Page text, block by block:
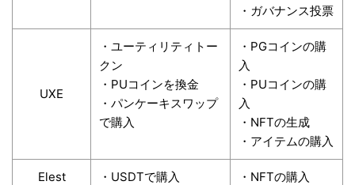
・ガバナンス投票
UXE
・ユーティリティトー
クン
・PUコインを換金
・パンケーキスワップ
で購入
・PGコインの購
入
・PUコインの購
入
・NFTの生成
・アイテムの購入
Elest
・USDTで購入
・NFTの購入